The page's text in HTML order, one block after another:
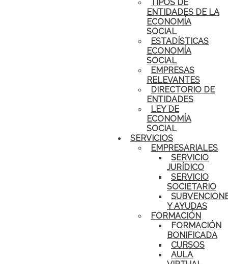
TIPOS DE
ENTIDADES DE LA
ECONOMÍA
SOCIAL
ESTADÍSTICAS
ECONOMÍA
SOCIAL
EMPRESAS
RELEVANTES
DIRECTORIO DE
ENTIDADES
LEY DE
ECONOMÍA
SOCIAL
SERVICIOS
EMPRESARIALES
SERVICIO
JURÍDICO
SERVICIO
SOCIETARIO
Y AYUDAS
FORMACIÓN
FORMACIÓN
BONIFICADA
CURSOS
AULA